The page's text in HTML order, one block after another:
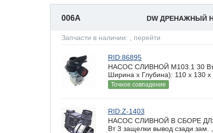
006A DW ДРЕНАЖНЫЙ
Запчасти в наличии: , перейти
RID:86895
НАСОС СЛИВНОЙ М103.1 30 Вт
Ширина х Глубина): 110 x 130 х
Точное совпадение
RID:Z-1403
НАСОС СЛИВНОЙ В СБОРЕ
Вт 3 защелки вывод сзади зам. ,